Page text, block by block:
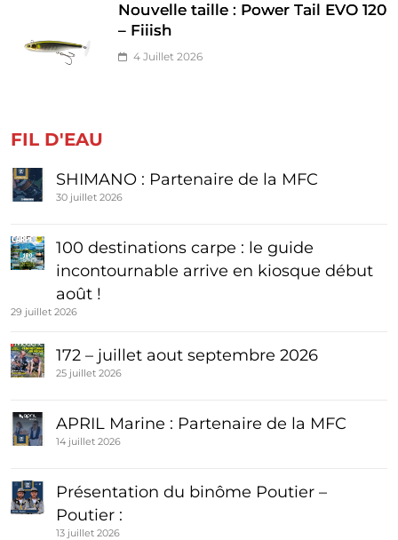
Nouvelle taille : Power Tail EVO 120
– Fiiish
4 Juillet 2026
FIL D'EAU
SHIMANO : Partenaire de la MFC
30 juillet 2026
100 destinations carpe : le guide
incontournable arrive en kiosque début
août !
29 juillet 2026
172 – juillet aout septembre 2026
25 juillet 2026
APRIL Marine : Partenaire de la MFC
14 juillet 2026
Présentation du binôme Poutier –
Poutier :
13 juillet 2026